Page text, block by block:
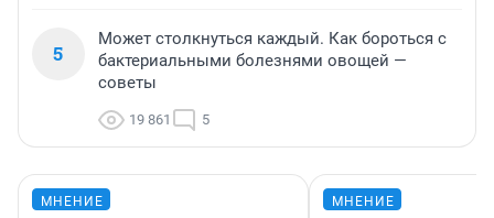
5
Может столкнуться каждый. Как бороться с
бактериальными болезнями овощей —
советы
19 861 5
МНЕНИЕ МНЕНИЕ